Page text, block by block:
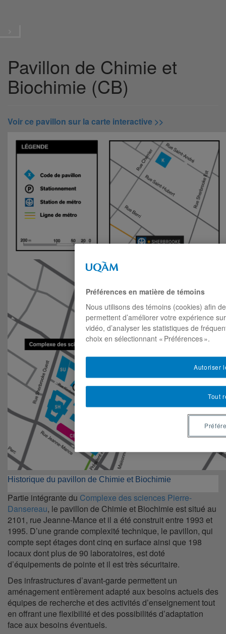
Pavillon de Chimie et
Biochimie (CB)
Voir ce pavillon sur la carte interactive >>
Historique du pavillon de Chimie et Biochimie
Partie intégrante du Complexe des sciences Pierre-
Dansereau, le pavillon de Chimie et Biochimie est situé au
2101, rue Jeanne-Mance et il a été construit entre 1993 et
1995. D’une grande complexité technique, le pavillon, qui
compte sept étages dont cinq en surface ainsi que 198
locaux dont plus de 90 laboratoires, est doté
d’équipements de pointe et il est très sécuritaire.
Des infrastructures d’avant-garde permettent un
aménagement entièrement adapté aux besoins actuels des
équipes de recherche et des activités d’enseignement tout
en offrant une flexibilité et des possibilités d’adaptation
face aux besoins éventuels.
Préférences en matière de témoins
Nous utilisons des témoins (cookies) afin
permettent d’améliorer votre expérience
vidéo, d’analyser les statistiques de
choix en sélectionnant « Préférences ».
Tout
Autoriser